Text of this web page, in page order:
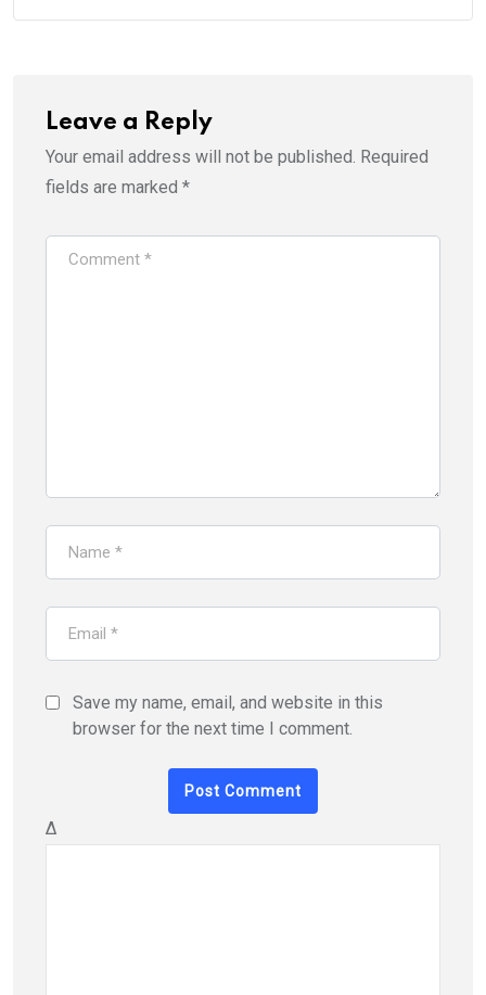
Leave a Reply
Your email address will not be published. Required
fields are marked *
Save my name, email, and website in this
browser for the next time I comment.
Δ